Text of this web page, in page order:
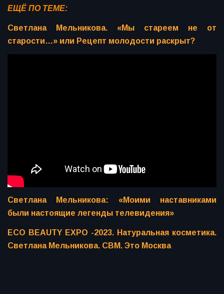
ЕЩЁ ПО ТЕМЕ:
Светлана Мельникова. «Мы стареем не от
старости…» или Рецепт молодости раскрыт?
Светлана Мельникова: «Моими наставниками
были настоящие легенды телевидения»
ECO BEAUTY EXPO -2023. Натуральная косметика.
Светлана Мельникова. СВМ. Это Москва